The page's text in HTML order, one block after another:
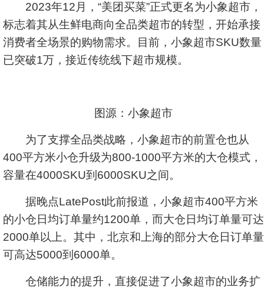
2023年12月，“美团买菜”正式更名为小象超市，
标志着其从生鲜电商向全品类超市的转型，开始承接
消费者全场景的购物需求。目前，小象超市SKU数量
已突破1万，接近传统线下超市规模。
图源：小象超市
为了支撑全品类战略，小象超市的前置仓也从
400平方米小仓升级为800-1000平方米的大仓模式，
容量在4000SKU到6000SKU之间。
据晚点LatePost此前报道，小象超市400平方米
的小仓日均订单量约1200单，而大仓日均订单量可达
2000单以上。其中，北京和上海的部分大仓日订单量
可高达5000到6000单。
仓储能力的提升，直接促进了小象超市的业务扩